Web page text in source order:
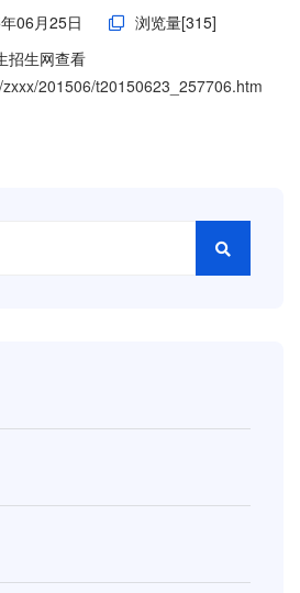
06月25日 浏览量[315]
招生网查看
201506/t20150623_257706.htm